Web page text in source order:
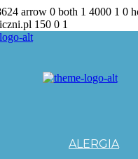
arrow 0 both 1 4000 1 0
150 0 1
ALERGIA